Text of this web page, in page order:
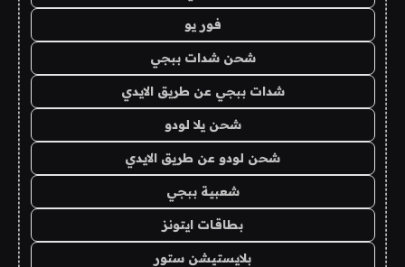
فور يو
شحن شدات ببجي
شدات ببجي عن طريق الايدي
شحن يلا لودو
شحن لودو عن طريق الايدي
شعبية ببجي
بطاقات ايتونز
بلايستيشن ستور